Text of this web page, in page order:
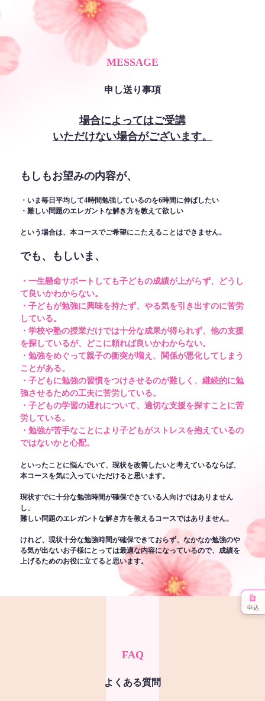
MESSAGE
申し送り事項
場合によってはご受講
いただけない場合がございます。
もしもお望みの内容が、
・いま毎日平均して4時間勉強しているのを6時間に伸ばしたい
・難しい問題のエレガントな解き方を教えて欲しい
という場合は、本コースでご希望にこたえることはできません。
でも、もしいま、
・一生懸命サポートしても子どもの成績が上がらず、どうし
て良いかわからない。
・子どもが勉強に興味を持たず、やる気を引き出すのに苦労
している。
・学校や塾の授業だけでは十分な成果が得られず、他の支援
を探しているが、どこに頼れば良いかわからない。
・勉強をめぐって親子の衝突が増え、関係が悪化してしまう
ことがある。
・子どもに勉強の習慣をつけさせるのが難しく、継続的に勉
強させるための工夫に苦労している。
・子どもの学習の遅れについて、適切な支援を探すことに苦
労している。
・勉強が苦手なことにより子どもがストレスを抱えているの
ではないかと心配。
といったことに悩んでいて、現状を改善したいと考えているならば、
本コースを気に入っていただけると思います。
現状すでに十分な勉強時間が確保できている人向けではありません
し、
難しい問題のエレガントな解き方を教えるコースではありません。
けれど、現状十分な勉強時間が確保できておらず、なかなか勉強のや
る気が出ないお子様にとっては最適な内容になっているので、成績を
上げるためのお役に立てると思います。
FAQ
よくある質問
申込